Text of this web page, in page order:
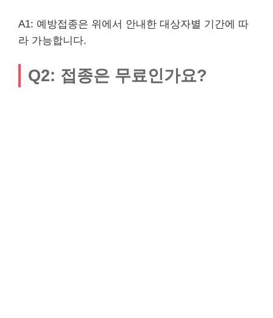
A1: 예방접종은 위에서 안내한 대상자별 기간에 따
라 가능합니다.
Q2: 접종은 무료인가요?